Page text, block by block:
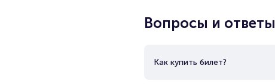
Вопросы и ответы
Как купить билет?